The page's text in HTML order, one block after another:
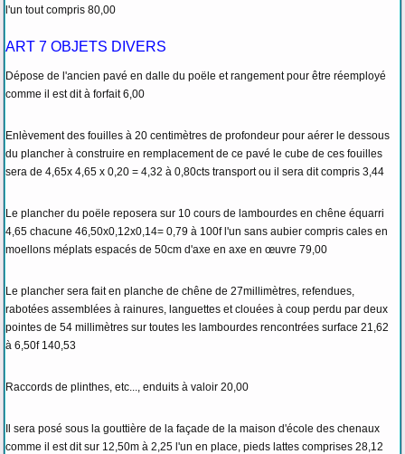
l'un tout compris 80,00
ART 7 OBJETS DIVERS
Dépose de l'ancien pavé en dalle du poële et rangement pour être réemployé
comme il est dit à forfait 6,00
Enlèvement des fouilles à 20 centimètres de profondeur pour aérer le dessous
du plancher à construire en remplacement de ce pavé le cube de ces fouilles
sera de 4,65x 4,65 x 0,20 = 4,32 à 0,80cts transport ou il sera dit compris 3,44
Le plancher du poële reposera sur 10 cours de lambourdes en chêne équarri
4,65 chacune 46,50x0,12x0,14= 0,79 à 100f l'un sans aubier compris cales en
moellons méplats espacés de 50cm d'axe en axe en œuvre 79,00
Le plancher sera fait en planche de chêne de 27millimètres, refendues,
rabotées assemblées à rainures, languettes et clouées à coup perdu par deux
pointes de 54 millimètres sur toutes les lambourdes rencontrées surface 21,62
à 6,50f 140,53
Raccords de plinthes, etc..., enduits à valoir 20,00
Il sera posé sous la gouttière de la façade de la maison d'école des chenaux
comme il est dit sur 12,50m à 2,25 l'un en place, pieds lattes comprises 28,12